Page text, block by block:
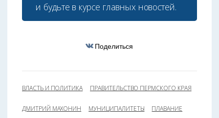
и будьте в курсе главных новостей.
Поделиться
ВЛАСТЬ И ПОЛИТИКА ПРАВИТЕЛЬСТВО ПЕРМСКОГО КРАЯ
ДМИТРИЙ МАХОНИН МУНИЦИПАЛИТЕТЫ ПЛАВАНИЕ